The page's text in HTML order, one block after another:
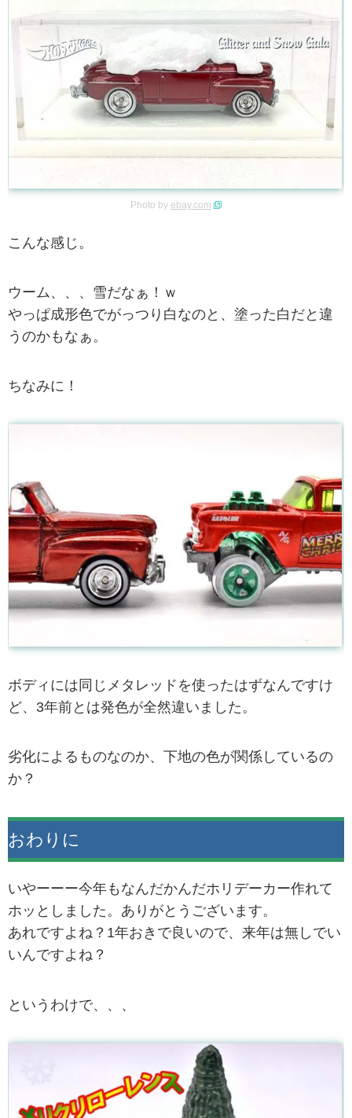
Photo by ebay.com
こんな感じ。
ウーム、、、雪だなぁ！ｗ
やっぱ成形色でがっつり白なのと、塗った白だと違
うのかもなぁ。
ちなみに！
ボディには同じメタレッドを使ったはずなんですけ
ど、3年前とは発色が全然違いました。
劣化によるものなのか、下地の色が関係しているの
か？
おわりに
いやーーー今年もなんだかんだホリデーカー作れて
ホッとしました。ありがとうございます。
あれですよね？1年おきで良いので、来年は無しでい
いんですよね？
というわけで、、、